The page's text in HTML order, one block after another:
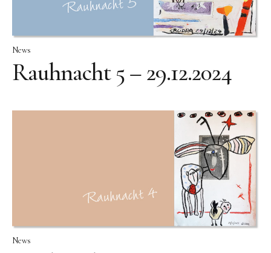
News
Rauhnacht 5 – 29.12.2024
News